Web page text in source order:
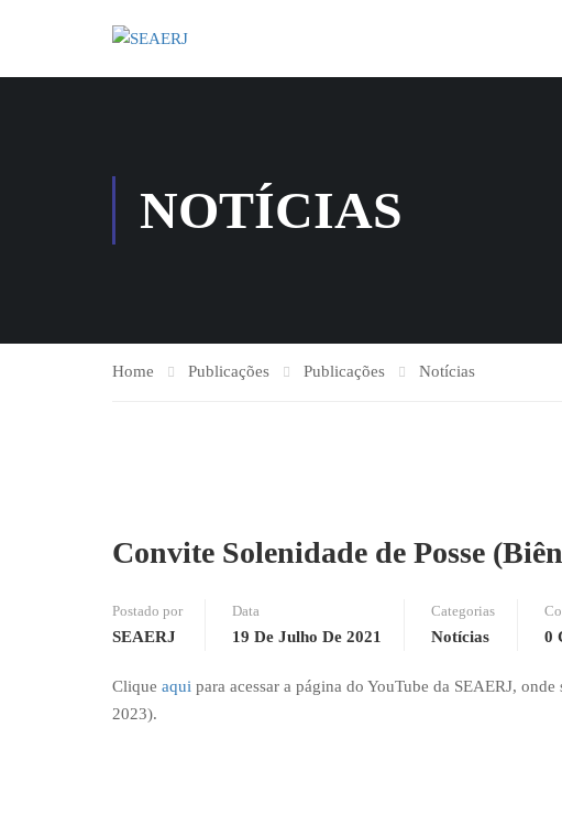
NOTÍCIAS
Home Publicações Publicações Notícias
Convite Solenidade de Posse
Postado por
SEAERJ
Data
19 De Julho De 2021
Categorias
Notícias 0
Clique aqui para acessar a página do YouTube da SEAERJ,
2023).